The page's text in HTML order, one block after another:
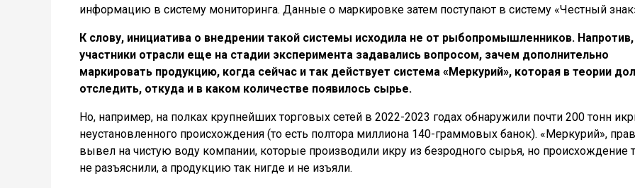
информацию в систему мониторинга. Данные о маркировке затем поступают в систему «Честный
К слову, инициатива о внедрении такой системы исходила не от рыбопромышленников. Напротив,
участники отрасли еще на стадии эксперимента задавались вопросом, зачем дополнительно
маркировать продукцию, когда сейчас и так действует система «Меркурий», которая в теории
отследить, откуда и в каком количестве появилось сырье.
Но, например, на полках крупнейших торговых сетей в 2022-2023 годах обнаружили почти 200 тонн
неустановленного происхождения (то есть полтора миллиона 140-граммовых банок). «Меркурий»,
вывел на чистую воду компании, которые производили икру из безродного сырья, но происхождение
не разъяснили, а продукцию так нигде и не изъяли.